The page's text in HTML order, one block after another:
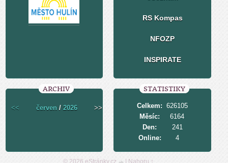
RS Kompas
NFOZP
INSPIRATE
ARCHIV
<< červen / 2026 >>
STATISTIKY
Online: 4
Celkem:
626105
Měsíc:
6164
Den:
241
© 2026 eStránky.cz Nahoru ↑